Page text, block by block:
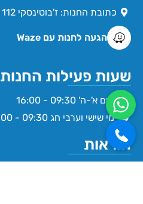
כתובת החנות: ז'בוטינסקי 112 פתח תקווה
הגעה לחנות עם Waze
שעות פעילות החנות
ימים א'-ה' 09:30 - 16:00
ימי שישי וערבי חג 09:30 - 13:00
הוראות